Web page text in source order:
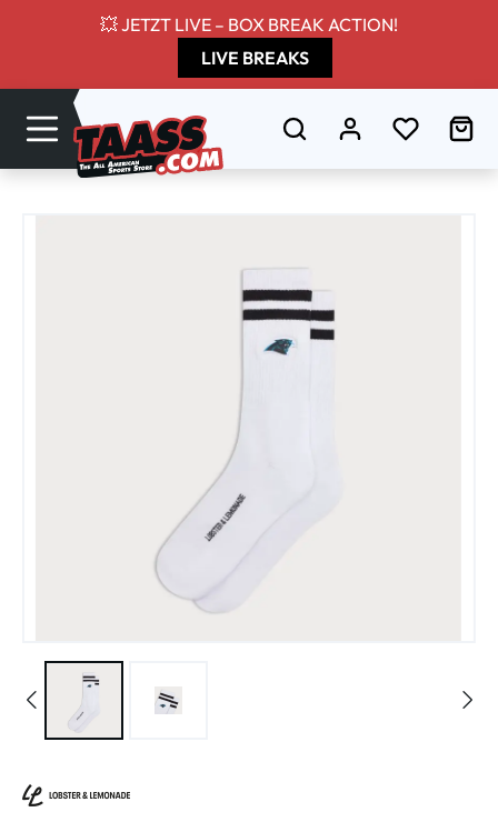
Zum Hauptinhalt springen
💥 JETZT LIVE – BOX BREAK ACTION!
LIVE BREAKS
Du hast